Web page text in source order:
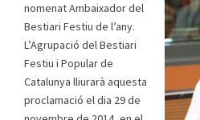
nomenat Ambaixador del
Bestiari Festiu de l’any.
L’Agrupació del Bestiari
Festiu i Popular de
Catalunya lliurarà aquesta
proclamació el dia 29 de